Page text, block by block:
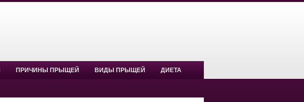
ПРИЧИНЫ ПРЫЩЕЙ ВИДЫ ПРЫЩЕЙ ДИЕТА